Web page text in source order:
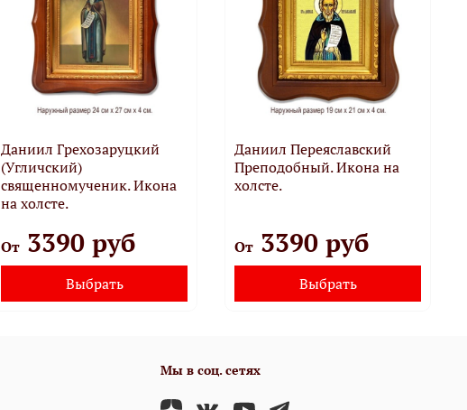
Даниил Грехозаруцкий
(Угличский)
священномученик. Икона
на холсте.
От 3390 руб
Выбрать
Даниил Переяславский
Преподобный. Икона на
холсте.
От 3390 руб
Выбрать
Мы в соц. сетях